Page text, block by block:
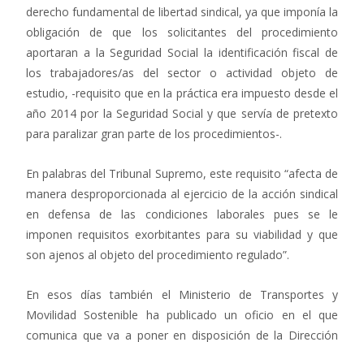
derecho fundamental de libertad sindical, ya que imponía la
obligación de que los solicitantes del procedimiento
aportaran a la Seguridad Social la identificación fiscal de
los trabajadores/as del sector o actividad objeto de
estudio, -requisito que en la práctica era impuesto desde el
año 2014 por la Seguridad Social y que servía de pretexto
para paralizar gran parte de los procedimientos-.
En palabras del Tribunal Supremo, este requisito “afecta de
manera desproporcionada al ejercicio de la acción sindical
en defensa de las condiciones laborales pues se le
imponen requisitos exorbitantes para su viabilidad y que
son ajenos al objeto del procedimiento regulado”.
En esos días también el Ministerio de Transportes y
Movilidad Sostenible ha publicado un oficio en el que
comunica que va a poner en disposición de la Dirección